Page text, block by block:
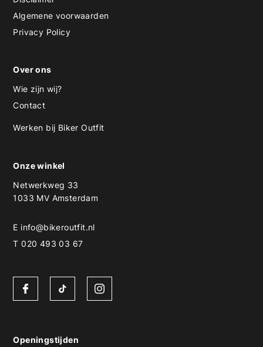
Algemene voorwaarden
Privacy Policy
Over ons
Wie zijn wij?
Contact
Werken bij Biker Outfit
Onze winkel
Netwerkweg 33
1033 MV Amsterdam
E info@bikeroutfit.nl
T 020 493 03 67
Openingstijden